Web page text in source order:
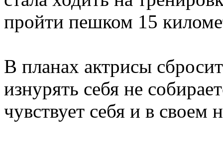
пройти пешком 15
В планах актрисы
изнурять себя не
чувствует себя и в своем